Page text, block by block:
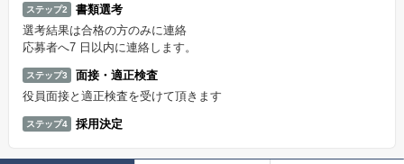
ステップ2
書類選考
選考結果は合格の方のみに連絡
応募者へ7 日以内に連絡します。
ステップ3
面接・適正検査
役員面接と適正検査を受けて頂きます
ステップ4 採用決定